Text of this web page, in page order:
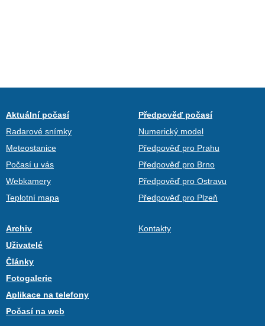
Aktuální počasí
Radarové snímky
Meteostanice
Počasí u vás
Webkamery
Teplotní mapa
Předpověď počasí
Numerický model
Předpověď pro Prahu
Předpověď pro Brno
Předpověď pro Ostravu
Předpověď pro Plzeň
Archiv
Uživatelé
Články
Fotogalerie
Aplikace na telefony
Počasí na web
Kontakty